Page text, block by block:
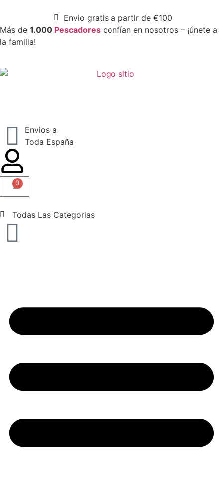
Envio gratis a partir de €100
Más de 1.000 Pescadores confían en nosotros – ¡únete a
la familia!
Envios a
Toda España
0
Todas Las Categorias